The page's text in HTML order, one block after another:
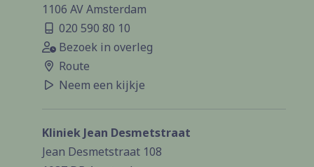
1106 AV Amsterdam
020 590 80 10
Bezoek in overleg
Route
Neem een kijkje
Kliniek Jean Desmetstraat
Jean Desmetstraat 108